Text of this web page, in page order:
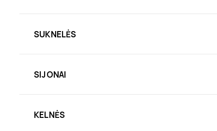
SUKNELĖS
SIJONAI
KELNĖS